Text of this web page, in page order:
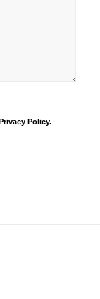
Policy.